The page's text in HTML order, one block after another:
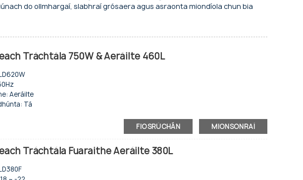
do ollmhargaí, slabhraí grósaera agus asraonta miondíola chun bia
Tráchtála 750W & Aeráilte 460L
Aeráilte
Tá
460L
750W
FIOSRÚCHÁN MIONSONRAÍ
Tráchtála Fuaraithe Aeráilte 380L